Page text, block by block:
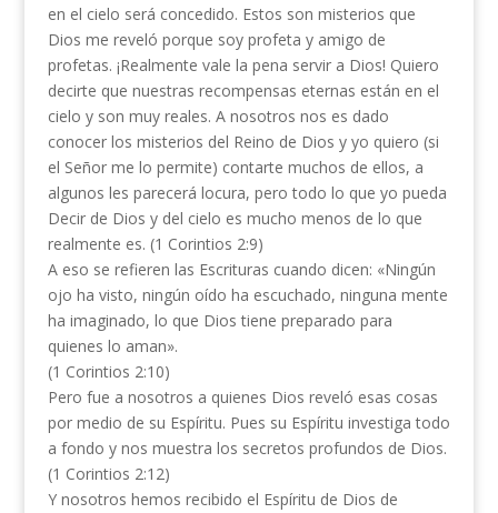
en el cielo será concedido. Estos son misterios que
Dios me reveló porque soy profeta y amigo de
profetas. ¡Realmente vale la pena servir a Dios! Quiero
decirte que nuestras recompensas eternas están en el
cielo y son muy reales. A nosotros nos es dado
conocer los misterios del Reino de Dios y yo quiero (si
el Señor me lo permite) contarte muchos de ellos, a
algunos les parecerá locura, pero todo lo que yo pueda
Decir de Dios y del cielo es mucho menos de lo que
realmente es. (1 Corintios 2:9)
A eso se refieren las Escrituras cuando dicen: «Ningún
ojo ha visto, ningún oído ha escuchado, ninguna mente
ha imaginado, lo que Dios tiene preparado para
quienes lo aman».
(1 Corintios 2:10)
Pero fue a nosotros a quienes Dios reveló esas cosas
por medio de su Espíritu. Pues su Espíritu investiga todo
a fondo y nos muestra los secretos profundos de Dios.
(1 Corintios 2:12)
Y nosotros hemos recibido el Espíritu de Dios de